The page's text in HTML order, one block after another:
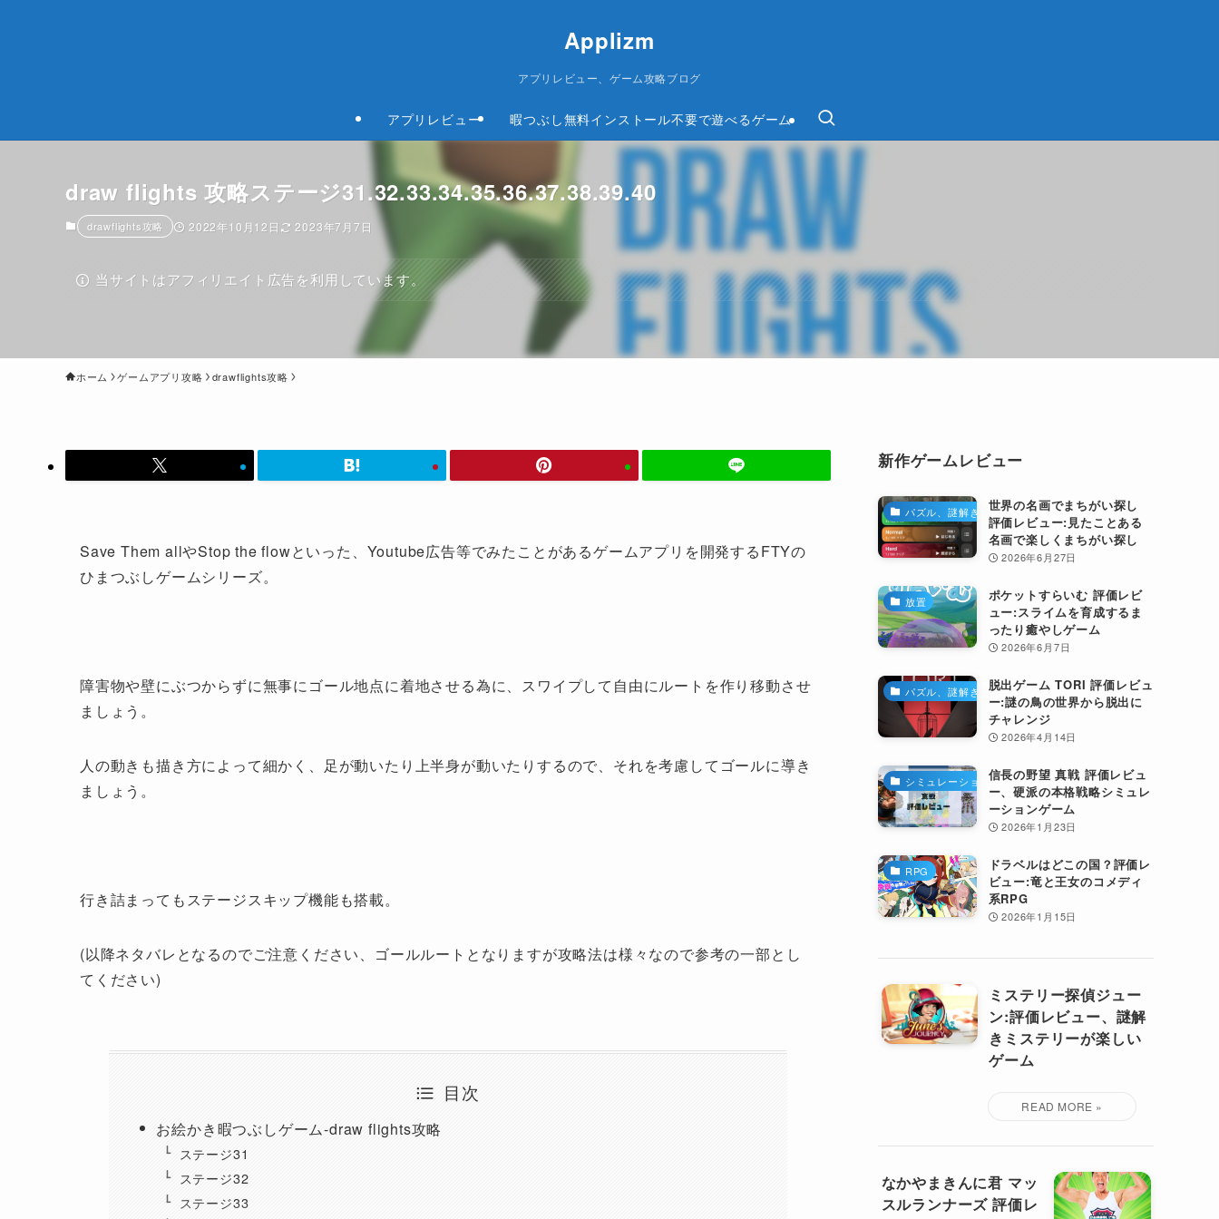
Applizm
アプリレビュー、ゲーム攻略ブログ
アプリレビュー 暇つぶし無料インストール不要で遊べるゲーム
draw flights 攻略ステージ31.32.33.34.35.36.37.38.39.40
drawflights攻略 2022年10月12日 2023年7月7日
当サイトはアフィリエイト広告を利用しています。
ホーム ゲームアプリ攻略 drawflights攻略
Save Them allやStop the flowといった、Youtube広告等でみたことがあるゲームアプリを開発するFTYの
ひまつぶしゲームシリーズ。
障害物や壁にぶつからずに無事にゴール地点に着地させる為に、スワイプして自由にルートを作り移動させ
ましょう。
人の動きも描き方によって細かく、足が動いたり上半身が動いたりするので、それを考慮してゴールに導き
ましょう。
行き詰まってもステージスキップ機能も搭載。
(以降ネタバレとなるのでご注意ください、ゴールルートとなりますが攻略法は様々なので参考の一部とし
てください)
目次
お絵かき暇つぶしゲーム-draw flights攻略
ステージ31
ステージ32
ステージ33
新作ゲームレビュー
パズル、謎解き
世界の名画でまちがい探し
評価レビュー:見たことある
名画で楽しくまちがい探し
2026年6月27日
放置
ポケットすらいむ 評価レビ
ュー:スライムを育成するま
ったり癒やしゲーム
2026年6月7日
パズル、謎解き
脱出ゲーム TORI 評価レビュ
ー:謎の鳥の世界から脱出に
チャレンジ
2026年4月14日
シミュレーション信長の野望 真戦 評価レビュ
ー、硬派の本格戦略シミュレ
ーションゲーム
2026年1月23日
RPG
ドラベルはどこの国？評価レ
ビュー:竜と王女のコメディ
系RPG
2026年1月15日
ミステリー探偵ジュー
ン:評価レビュー、謎解
きミステリーが楽しい
ゲーム
なかやまきんに君 マッ
スルランナーズ 評価レ